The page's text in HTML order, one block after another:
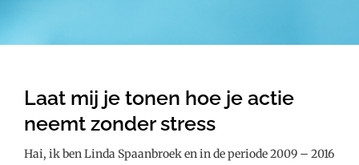
Laat mij je tonen hoe je actie
neemt zonder stress
Hai, ik ben Linda Spaanbroek en in de periode 2009 – 2016